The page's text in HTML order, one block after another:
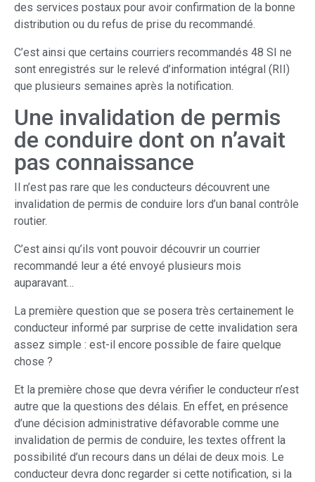
des services postaux pour avoir confirmation de la bonne
distribution ou du refus de prise du recommandé.
C’est ainsi que certains courriers recommandés 48 SI ne
sont enregistrés sur le relevé d’information intégral (RII)
que plusieurs semaines après la notification.
Une invalidation de permis
de conduire dont on n’avait
pas connaissance
Il n’est pas rare que les conducteurs découvrent une
invalidation de permis de conduire lors d’un banal contrôle
routier.
C’est ainsi qu’ils vont pouvoir découvrir un courrier
recommandé leur a été envoyé plusieurs mois
auparavant…
La première question que se posera très certainement le
conducteur informé par surprise de cette invalidation sera
assez simple : est-il encore possible de faire quelque
chose ?
Et la première chose que devra vérifier le conducteur n’est
autre que la questions des délais. En effet, en présence
d’une décision administrative défavorable comme une
invalidation de permis de conduire, les textes offrent la
possibilité d’un recours dans un délai de deux mois. Le
conducteur devra donc regarder si cette notification, si la